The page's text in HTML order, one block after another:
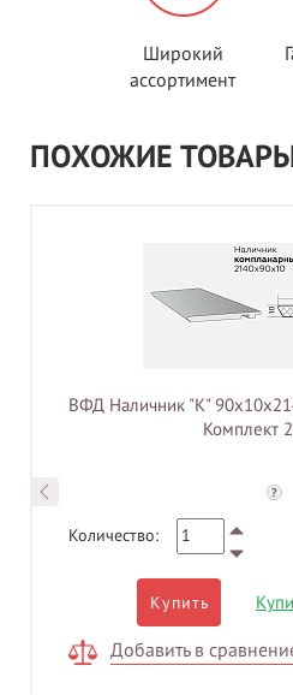
Широкий
ассортимент
ПОХОЖИЕ
ВФД Наличник "K"
Комплект
?
Количество:
Купить
Добавить в